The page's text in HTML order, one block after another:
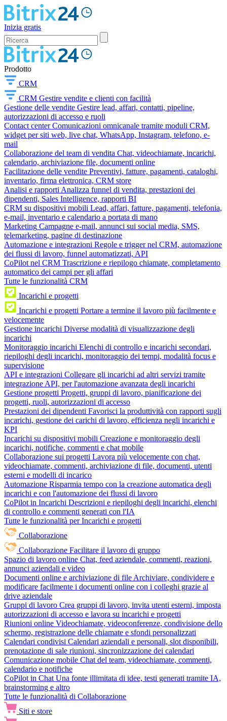
Inizia gratis
Prodotto
CRM
CRM Gestire vendite e clienti con facilità
Gestione delle vendite Gestire lead, affari, contatti, pipeline,
autorizzazioni di accesso e ruoli
Contact center Comunicazioni omnicanale tramite moduli CRM,
widget per siti web, live chat, WhatsApp, Instagram, telefono, e-
mail
Collaborazione del team di vendita Chat, videochiamate, incarichi,
calendario, archiviazione file, documenti online
Facilitazione delle vendite Preventivi, fatture, pagamenti, cataloghi,
inventario, firma elettronica, CRM store
Analisi e rapporti Analizza funnel di vendita, prestazioni dei
dipendenti, Sales Intelligence, rapporti BI
CRM su dispositivi mobili Lead, affari, fatture, pagamenti, telefonia,
e-mail, inventario e calendario a portata di mano
Marketing Campagne e-mail, annunci sui social media, SMS,
telemarketing, pagine di destinazione
Automazione e integrazioni Regole e trigger nel CRM, automazione
dei flussi di lavoro, funnel automatizzati, API
CoPilot nel CRM Trascrizione e riepilogo chiamate, completamento
automatico dei campi per gli affari
Tutte le funzionalità CRM
Incarichi e progetti
Incarichi e progetti Portare a termine il lavoro più facilmente e
velocemente
Gestione incarichi Diverse modalità di visualizzazione degli
incarichi
Monitoraggio incarichi Elenchi di controllo e incarichi secondari,
riepiloghi degli incarichi, monitoraggio dei tempi, modalità focus e
supervisione
API e integrazioni Collegare gli incarichi ad altri servizi tramite
integrazione API, per l'automazione avanzata degli incarichi
Gestione progetti Progetti, gruppi di lavoro, pianificazione dei
progetti, ruoli, autorizzazioni di accesso
Prestazioni dei dipendenti Favorisci la produttività con rapporti sugli
incarichi, gestione dei carichi di lavoro, efficienza negli incarichi e
KPI
Incarichi su dispositivi mobili Creazione e monitoraggio degli
incarichi, notifiche, commenti e chat mobile
Collaborazione sui progetti Lavora più velocemente con chat,
videochiamate, commenti, archiviazione di file, documenti, utenti
esterni e modelli di incarico
Automazione Risparmia tempo con la creazione automatica degli
incarichi e con l'automazione dei flussi di lavoro
CoPilot in Incarichi Descrizioni e riepiloghi degli incarichi, elenchi
di controllo e commenti generati con l'IA
Tutte le funzionalità per Incarichi e progetti
Collaborazione
Collaborazione Facilitare il lavoro di gruppo
Spazio di lavoro online Chat, feed aziendale, commenti, reazioni,
annunci aziendali e video
Documenti online e archiviazione di file Archiviare, condividere e
modificare facilmente i documenti online con i colleghi grazie al
drive aziendale
Gruppi di lavoro Crea gruppi di lavoro, invita utenti esterni, imposta
autorizzazioni di accesso e lavora su incarichi e progetti
Riunioni online Videochiamate, videoconferenze, condivisione dello
schermo, registrazione delle chiamate e sfondi personalizzati
Calendari condivisi Calendari aziendali e personali, slot disponibili,
prenotazione di sale riunioni, sincronizzazione dei calendari
Comunicazione mobile Chat del team, videochiamate, commenti,
calendario e notifiche
CoPilot in Chat Una fonte illimitata di idee, testi generati tramite IA,
brainstorming e altro
Tutte le funzionalità di Collaborazione
Siti e store